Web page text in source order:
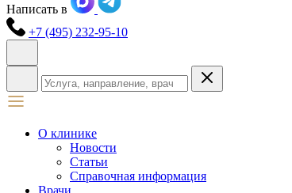
Написать в
+7 (495) 232-95-10
О клинике
Новости
Статьи
Справочная информация
Врачи